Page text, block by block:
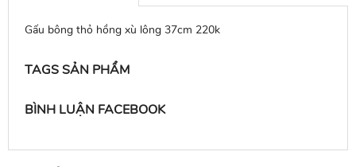
Gấu bông thỏ hồng xù lông 37cm 220k
TAGS SẢN PHẨM
BÌNH LUẬN FACEBOOK